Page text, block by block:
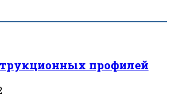
профилей